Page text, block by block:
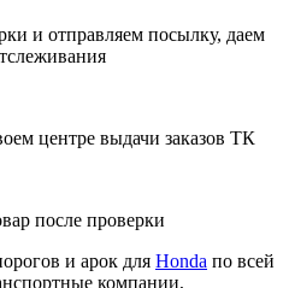
и отправляем посылку, даем
центре выдачи заказов ТК
после проверки
и арок для Honda по всей
компании,